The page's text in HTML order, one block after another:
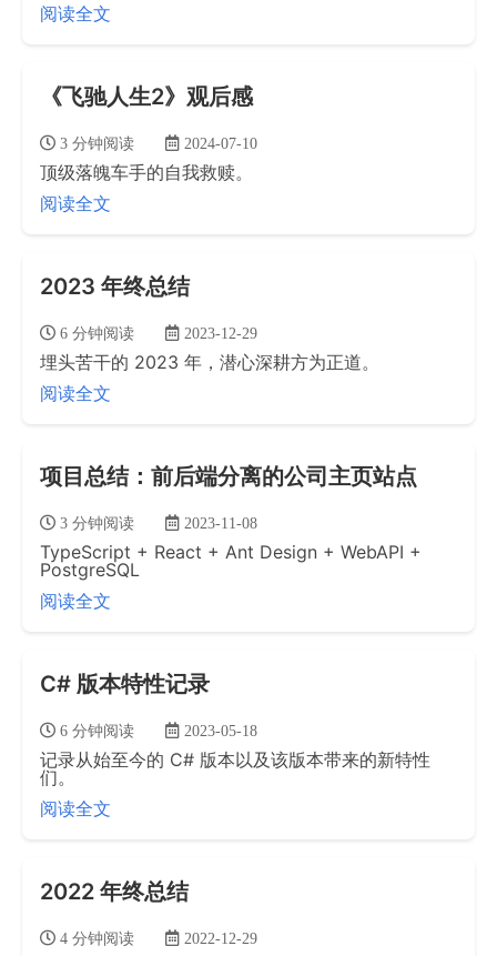
阅读全文
《飞驰人生2》观后感
3 分钟阅读 2024-07-10
顶级落魄车手的自我救赎。
阅读全文
2023 年终总结
6 分钟阅读 2023-12-29
埋头苦干的 2023 年，潜心深耕方为正道。
阅读全文
项目总结：前后端分离的公司主页站点
3 分钟阅读 2023-11-08
TypeScript + React + Ant Design + WebAPI +
PostgreSQL
阅读全文
C# 版本特性记录
6 分钟阅读 2023-05-18
记录从始至今的 C# 版本以及该版本带来的新特性
们。
阅读全文
2022 年终总结
4 分钟阅读 2022-12-29